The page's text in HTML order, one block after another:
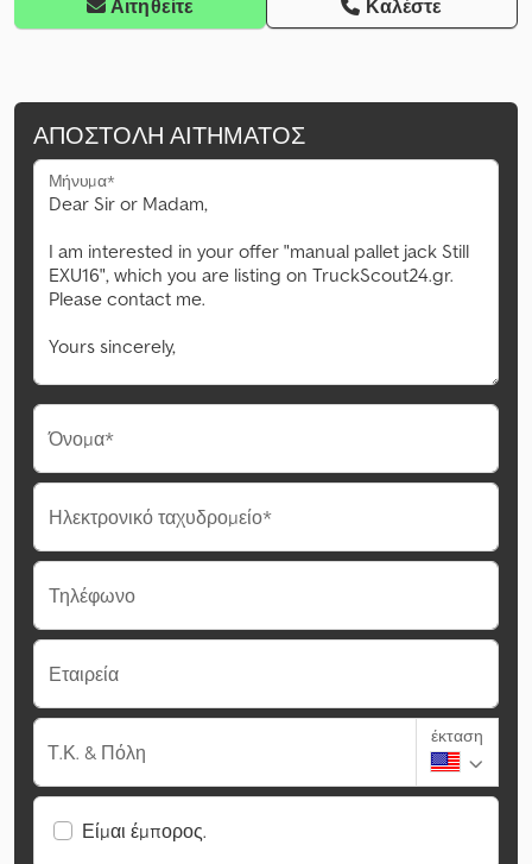
Αιτηθείτε Καλέστε
ΑΠΟΣΤΟΛΉ ΑΙΤΉΜΑΤΟΣ
Μήνυμα*
Όνομα*
Ηλεκτρονικό ταχυδρομείο*
Τηλέφωνο
Εταιρεία
Τ.Κ. & Πόλη
έκταση
Είμαι έμπορος.